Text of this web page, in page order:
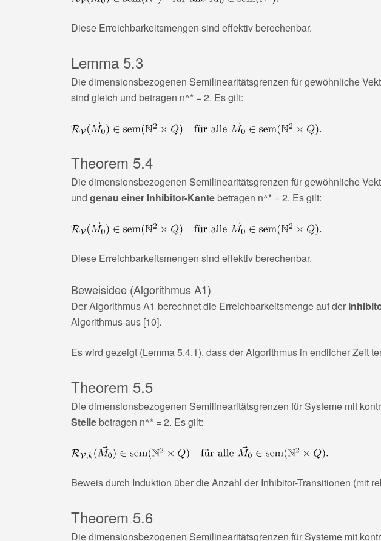
Diese Erreichbarkeitsmengen sind effektiv berechenbar.
Lemma 5.3
Die dimensionsbezogenen Semilinearitätsgrenzen für gewöhnliche
sind gleich und betragen n^* = 2. Es gilt:
Theorem 5.4
Die dimensionsbezogenen Semilinearitätsgrenzen für gewöhnliche
und genau einer Inhibitor-Kante betragen n^* = 2. Es gilt:
Diese Erreichbarkeitsmengen sind effektiv berechenbar.
Beweisidee (Algorithmus A1)
Der Algorithmus A1 berechnet die Erreichbarkeitsmenge auf der
Algorithmus aus [10].
Es wird gezeigt (Lemma 5.4.1), dass der Algorithmus in endlicher Zeit
Theorem 5.5
Die dimensionsbezogenen Semilinearitätsgrenzen für Systeme mit
Stelle betragen n^* = 2. Es gilt:
Beweis durch Induktion über die Anzahl der Inhibitor-Transitionen (mit
Theorem 5.6
Die dimensionsbezogenen Semilinearitätsgrenzen für Systeme mit